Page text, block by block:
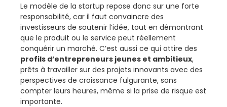
Le modèle de la startup repose donc sur une forte
responsabilité, car il faut convaincre des
investisseurs de soutenir l’idée, tout en démontrant
que le produit ou le service peut réellement
conquérir un marché. C’est aussi ce qui attire des
profils d’entrepreneurs jeunes et ambitieux,
prêts à travailler sur des projets innovants avec des
perspectives de croissance fulgurante, sans
compter leurs heures, même si la prise de risque est
importante.